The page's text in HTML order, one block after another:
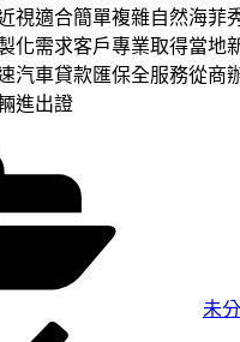
視適合簡單複雜自然海菲
化需求客戶專業取得當地
汽車貸款匯保全服務從商
進出證
未